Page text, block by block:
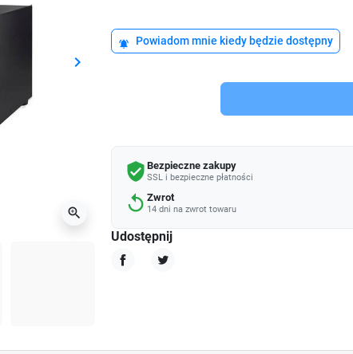
Następny
keyboard_arrow_right
zoom_in
notifications_active Powiadom mnie kiedy będzie dostępny
verified_user Bezpieczne zakupy
SSL i bezpieczne płatności
replay Zwrot
14 dni na zwrot towaru
Udostępnij